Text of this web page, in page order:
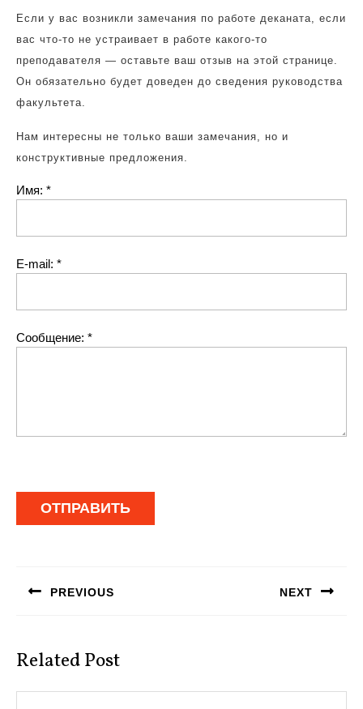
Если у вас возникли замечания по работе деканата, если
вас что-то не устраивает в работе какого-то
преподавателя — оставьте ваш отзыв на этой странице.
Он обязательно будет доведен до сведения руководства
факультета.
Нам интересны не только ваши замечания, но и
конструктивные предложения.
Имя: *
Е-mail: *
Сообщение: *
записям
PREVIOUS NEXT
Related Post